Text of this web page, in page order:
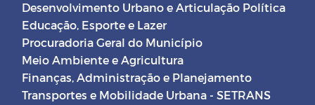
Desenvolvimento Urbano e Articulação Política
Educação, Esporte e Lazer
Procuradoria Geral do Município
Meio Ambiente e Agricultura
Finanças, Administração e Planejamento
Transportes e Mobilidade Urbana - SETRANS